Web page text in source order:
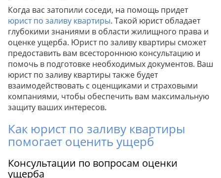
Когда вас затопили соседи, на помощь придет
юрист по заливу квартиры. Такой юрист обладает
глубокими знаниями в области жилищного права и
оценке ущерба. Юрист по заливу квартиры сможет
предоставить вам всестороннюю консультацию и
помочь в подготовке необходимых документов. Ваш
юрист по заливу квартиры также будет
взаимодействовать с оценщиками и страховыми
компаниями, чтобы обеспечить вам максимальную
защиту ваших интересов.
Как юрист по заливу квартиры
помогает оценить ущерб
Консультации по вопросам оценки
ущерба